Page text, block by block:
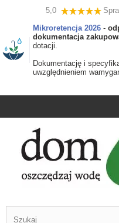
5,0
Mikroretencja 2026 -
dokumentacja
dotacji.
Dokumentację i
uwzględnieniem